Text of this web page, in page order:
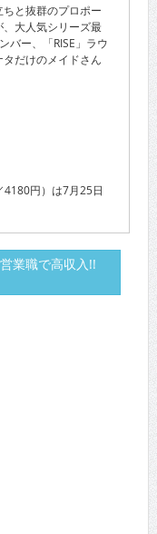
と抜群のプロポー
大人気シリーズ最
バー、「RISE」ラウ
だけのメイドさん
4180円）は7月25日
業職で高収入!!